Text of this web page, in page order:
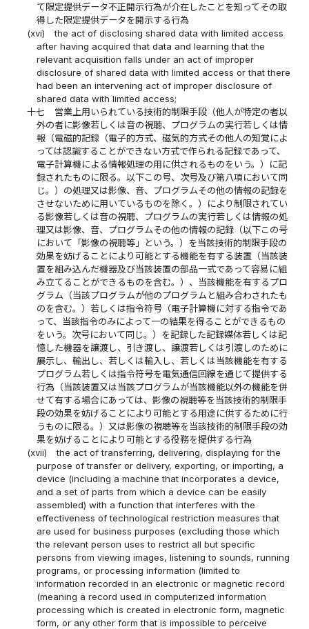
て限定提供データ不正開示行為が介在したことを知ってその取
得した限定提供データを開示する行為
(xvi)
the act of disclosing shared data with limited access
after having acquired that data and learning that the
relevant acquisition falls under an act of improper
disclosure of shared data with limited access or that there
had been an intervening act of improper disclosure of
shared data with limited access;
十七
営業上用いられている技術的制限手段（他人が特定の者以
外の者に影像若しくは音の視聴、プログラムの実行若しくは情
報（電磁的記録（電子的方式、磁気的方式その他人の知覚によ
っては認識することができない方式で作られる記録であって、
電子計算機による情報処理の用に供されるものをいう。）に記
録されたものに限る。以下この号、次号及び第八項において同
じ。）の処理又は影像、音、プログラムその他の情報の記録を
させないために用いているものを除く。）により制限されてい
る影像若しくは音の視聴、プログラムの実行若しくは情報の処
理又は影像、音、プログラムその他の情報の記録（以下この号
において「影像の視聴等」という。）を当該技術的制限手段の
効果を妨げることにより可能とする機能を有する装置（当該装
置を組み込んだ機器及び当該装置の部品一式であって容易に組
み立てることができるものを含む。）、当該機能を有するプロ
グラム（当該プログラムが他のプログラムと組み合わされたも
のを含む。）若しくは指令符号（電子計算機に対する指令であ
って、当該指令のみによって一の結果を得ることができるもの
をいう。次号において同じ。）を記録した記録媒体若しくは記
憶した機器を譲渡し、引き渡し、譲渡若しくは引渡しのために
展示し、輸出し、若しくは輸入し、若しくは当該機能を有する
プログラム若しくは指令符号を電気通信回線を通じて提供する
行為（当該装置又は当該プログラムが当該機能以外の機能を併
せて有する場合にあっては、影像の視聴等を当該技術的制限手
段の効果を妨げることにより可能とする用途に供するために行
うものに限る。）又は影像の視聴等を当該技術的制限手段の効
果を妨げることにより可能とする役務を提供する行為
(xvii)
the act of transferring, delivering, displaying for the
purpose of transfer or delivery, exporting, or importing, a
device (including a machine that incorporates a device,
and a set of parts from which a device can be easily
assembled) with a function that interferes with the
effectiveness of technological restriction measures that
are used for business purposes (excluding those which
the relevant person uses to restrict all but specific
persons from viewing images, listening to sounds, running
programs, or processing information (limited to
information recorded in an electronic or magnetic record
(meaning a record used in computerized information
processing which is created in electronic form, magnetic
form, or any other form that is impossible to perceive